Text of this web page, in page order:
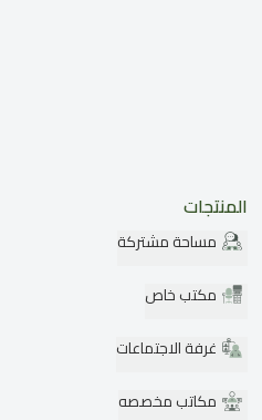
المنتجات
مساحة مشتركة
مكتب خاص
غرفة الاجتماعات
مكاتب مخصصه